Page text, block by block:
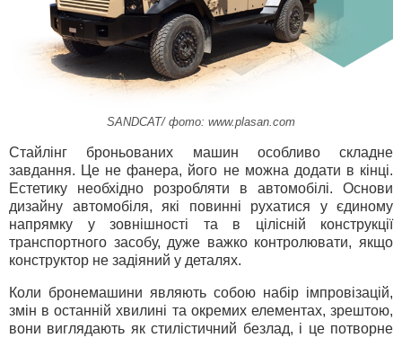
SANDCAT/ фото: www.plasan.com
Стайлінг броньованих машин особливо складне
завдання. Це не фанера, його не можна додати в кінці.
Естетику необхідно розробляти в автомобілі. Основи
дизайну автомобіля, які повинні рухатися у єдиному
напрямку у зовнішності та в цілісній конструкції
транспортного засобу, дуже важко контролювати, якщо
конструктор не задіяний у деталях.
Коли бронемашини являють собою набір імпровізацій,
змін в останній хвилині та окремих елементах, зрештою,
вони виглядають як стилістичний безлад, і це потворне